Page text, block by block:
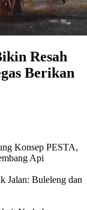
Resah
Berikan
Konsep PESTA,
Api
Jalan: Buleleng dan